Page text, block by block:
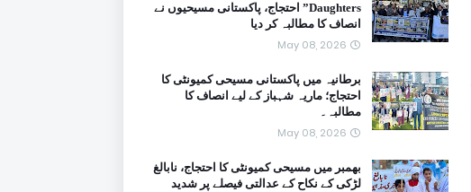
Daughters” احتجاج، پاکستانی مسیحیوں نے
انصاف کا مطالبہ کر دیا
May 08, 2026
برطانیہ میں پاکستانی مسیحی کمیونٹی کا
احتجاج؛ ماریہ شہباز کے لیے انصاف کا
مطالبہ۔
May 08, 2026
بھمبر میں مسیحی کمیونٹی کا احتجاج، نابالغ
لڑکی کے نکاح کے عدالتی فیصلے پر شدید